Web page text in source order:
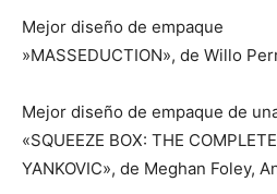
Mejor diseño de empaque
​»MASSEDUCTION», de Willo
Mejor diseño de empaque de
«SQUEEZE BOX: THE
YANKOVIC», de Meghan Foley,